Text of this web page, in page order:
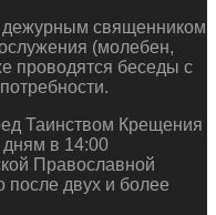
дежурным священником
(молебен,
проводятся беседы с
Таинством Крещения
дням в 14:00
Православной
после двух и более